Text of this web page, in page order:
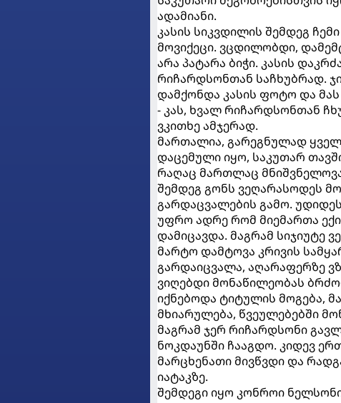
ადამიანი.
კასის სიკვდილის შემდეგ
მოვიქეცი. ვცდილობდი,
არა პატარა ბიჭი. კასის
რიჩარდსონთან საჩხუბრად.
დამქონდა კასის ფოტო და
- კას, ხვალ რიჩარდსონთან
ვკითხე ამჯერად.
მართალია, გარეგნულად
დაცემული იყო, საკუთარ
რაღაც მართლაც
შემდეგ გონს ვეღარასოდეს
გარდაცვალების გამო.
უფრო ადრე რომ მიემართა
დამიცავდა. მაგრამ სიჯიუტე
მარტო დამტოვა კრივის
გარდაიცვალა, აღარაფერზე
ვიღებდი მონაწილეობას
იქნებოდა ტიტულის მოგება,
მხიარულება, წვეულებებში
მაგრამ ჯერ რიჩარდსონი
ნოკდაუნში ჩააგდო. კიდევ
მარცხენათი მივწვდი და
იატაკზე.
შემდეგი იყო კონროი